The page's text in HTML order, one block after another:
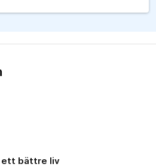
ett bättre liv